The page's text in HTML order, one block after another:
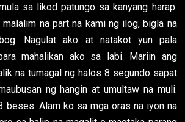
sa likod patungo sa kanyang harap.
malalim na part na kami ng ilog, bigla na
Nagulat ako at natakot yun pala
mahalikan ako sa labi. Mariin ang
na tumagal ng halos 8 segundo sapat
ng hangin at umultaw na muli.
beses. Alam ko sa mga oras na iyon na